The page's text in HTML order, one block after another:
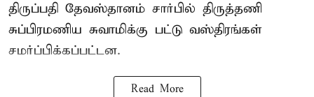
திருப்பதி தேவஸ்தானம் சார்பில் திருத்தணி
சுப்பிரமணிய சுவாமிக்கு பட்டு வஸ்திரங்கள்
சமர்ப்பிக்கப்பட்டன.
Read More